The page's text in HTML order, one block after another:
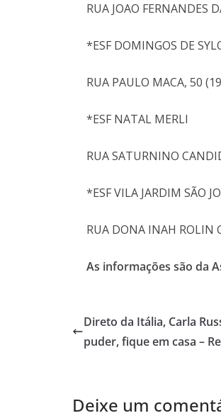
RUA JOAO FERNANDES
*ESF DOMINGOS DE
RUA PAULO MACA, 50
*ESF NATAL MERLI
RUA SATURNINO
*ESF VILA JARDIM SÃO
RUA DONA INAH ROLIN
As informações são da
Direto da Itália, Carla
puder, fique em casa –
Deixe um